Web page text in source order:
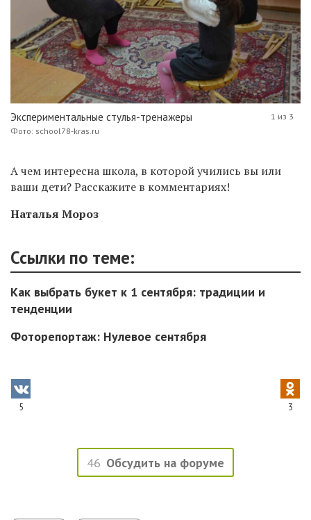
Экспериментальные стулья-тренажеры
Фото: school78-kras.ru
1 из 3
А чем интересна школа, в которой учились вы или
ваши дети? Расскажите в комментариях!
Наталья Мороз
Ссылки по теме:
Как выбрать букет к 1 сентября: традиции и
тенденции
Фоторепортаж: Нулевое сентября
5 3
46 Обсудить на форуме